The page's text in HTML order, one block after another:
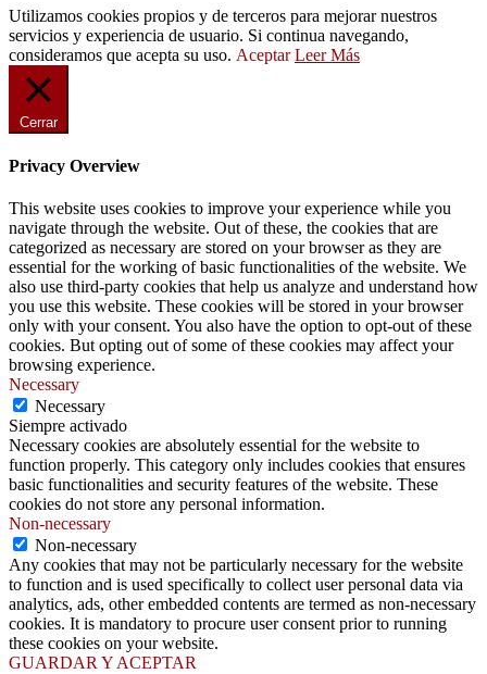
Utilizamos cookies propios y de terceros para mejorar nuestros
servicios y experiencia de usuario. Si continua navegando,
consideramos que acepta su uso. Aceptar Leer Más
Cerrar
Privacy Overview
This website uses cookies to improve your experience while you
navigate through the website. Out of these, the cookies that are
categorized as necessary are stored on your browser as they are
essential for the working of basic functionalities of the website. We
also use third-party cookies that help us analyze and understand how
you use this website. These cookies will be stored in your browser
only with your consent. You also have the option to opt-out of these
cookies. But opting out of some of these cookies may affect your
browsing experience.
Necessary
Necessary
Siempre activado
Necessary cookies are absolutely essential for the website to
function properly. This category only includes cookies that ensures
basic functionalities and security features of the website. These
cookies do not store any personal information.
Non-necessary
Non-necessary
Any cookies that may not be particularly necessary for the website
to function and is used specifically to collect user personal data via
analytics, ads, other embedded contents are termed as non-necessary
cookies. It is mandatory to procure user consent prior to running
these cookies on your website.
GUARDAR Y ACEPTAR